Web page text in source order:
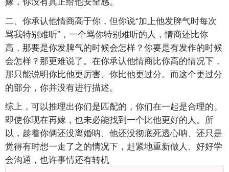
二、你承认他情商高于你，但你说“加上他发脾气时每次
骂我特别难听”，一个骂你特别难听的人，情商还比你
高，那要是你发脾气的时候会怎样？你要是有发作的时候
会怎样？那更难说了。在你承认他情商比你高的情况下，
那只能说明你比他更厉害、你比他更过分。而这个更过分
的部分，你并没有进行描述。
综上，可以推理出你们是匹配的，你们在一起是合理的。
即使你现在再嫁，也未必能找到一个比他更好的人。所
以，趁着你俩还没离婚呐、他还没彻底死透心呐、还只是
觉得有时想一走了之的情况下，赶紧地重新做人、好好学
会沟通，也许事情还有转机